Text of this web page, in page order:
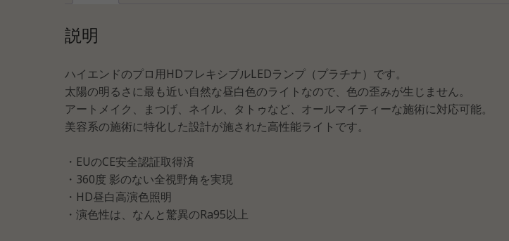
説明
ハイエンドのプロ用HDフレキシブルLEDランプ（プラチナ）です。
太陽の明るさに最も近い自然な昼白色のライトなので、色の歪みが生じません。
アートメイク、まつげ、ネイル、タトゥなど、オールマイティーな施術に対応可能。
美容系の施術に特化した設計が施された高性能ライトです。
・EUのCE安全認証取得済
・360度 影のない全視野角を実現
・HD昼白高演色照明
・演色性は、なんと驚異のRa95以上